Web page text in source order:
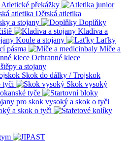
Atletické překážky
Dětská atletika
a stojany
Doplňky
Kladiva a
Koule a stojany
Laťky
pásma
Míče a
Ochranné klece
a stojany
Skok do dálky / Trojskok
tyči
Skok vysoký
tyče
a skok o tyči